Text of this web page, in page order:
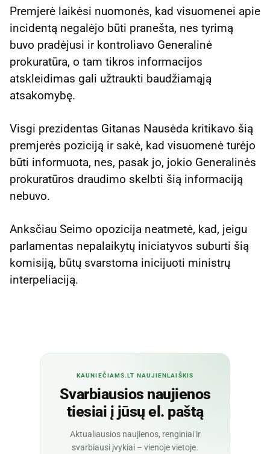
Premjerė laikėsi nuomonės, kad visuomenei apie
incidentą negalėjo būti pranešta, nes tyrimą
buvo pradėjusi ir kontroliavo Generalinė
prokuratūra, o tam tikros informacijos
atskleidimas gali užtraukti baudžiamąją
atsakomybę.
Visgi prezidentas Gitanas Nausėda kritikavo šią
premjerės poziciją ir sakė, kad visuomenė turėjo
būti informuota, nes, pasak jo, jokio Generalinės
prokuratūros draudimo skelbti šią informaciją
nebuvo.
Anksčiau Seimo opozicija neatmetė, kad, jeigu
parlamentas nepalaikytų iniciatyvos suburti šią
komisiją, būtų svarstoma inicijuoti ministrų
interpeliaciją.
KAUNIEČIAMS.LT NAUJIENLAIŠKIS
Svarbiausios naujienos
tiesiai į jūsų el. paštą
Aktualiausios naujienos, renginiai ir
svarbiausi įvykiai – vienoje vietoje.